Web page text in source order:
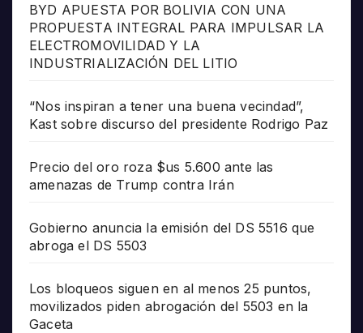
BYD APUESTA POR BOLIVIA CON UNA
PROPUESTA INTEGRAL PARA IMPULSAR LA
ELECTROMOVILIDAD Y LA
INDUSTRIALIZACIÓN DEL LITIO
“Nos inspiran a tener una buena vecindad”,
Kast sobre discurso del presidente Rodrigo Paz
Precio del oro roza $us 5.600 ante las
amenazas de Trump contra Irán
Gobierno anuncia la emisión del DS 5516 que
abroga el DS 5503
Los bloqueos siguen en al menos 25 puntos,
movilizados piden abrogación del 5503 en la
Gaceta